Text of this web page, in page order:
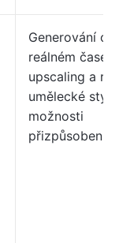
Generování
reálném čase,
upscaling a
umělecké
možnosti
přizpůsobení